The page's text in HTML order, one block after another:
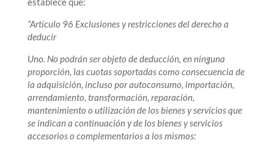
“Artículo 96 Exclusiones y restricciones del derecho a
deducir
Uno. No podrán ser objeto de deducción, en ninguna
proporción, las cuotas soportadas como consecuencia de
la adquisición, incluso por autoconsumo, importación,
arrendamiento, transformación, reparación,
mantenimiento o utilización de los bienes y servicios que
se indican a continuación y de los bienes y servicios
accesorios o complementarios a los mismos: